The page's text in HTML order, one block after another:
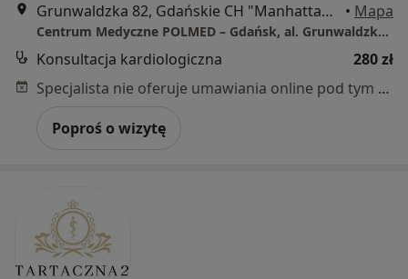
Grunwaldzka 82, Gdańskie CH "Manhattan", Gdańsk • Mapa
Centrum Medyczne POLMED – Gdańsk, al. Grunwaldzka 82
Konsultacja kardiologiczna
280 zł
Specjalista nie oferuje umawiania online pod tym adresem.
Poproś o wizytę